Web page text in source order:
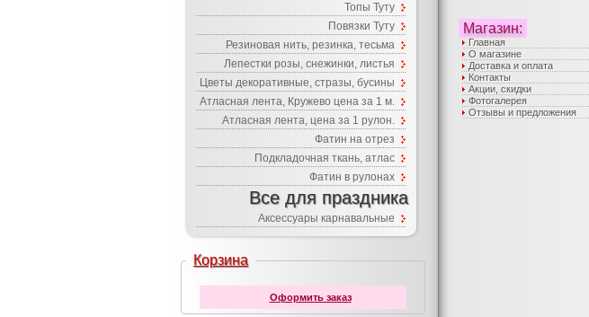
Магазин:
Главная
О магазине
Доставка и оплата
Контакты
Акции, скидки
Фотогалерея
Отзывы и предложения
Топы Туту
Повязки Туту
Резиновая нить, резинка, тесьма
Лепестки розы, снежинки, листья
Цветы декоративные, стразы, бусины
Атласная лента, Кружево цена за 1 м.
Атласная лента, цена за 1 рулон.
Фатин на отрез
Подкладочная ткань, атлас
Фатин в рулонах
Все для праздника
Аксессуары карнавальные
Корзина
Оформить заказ